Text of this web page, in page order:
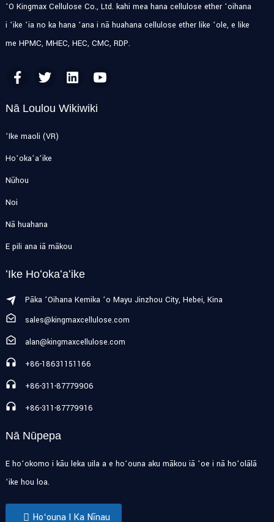
ʻO Kingmax Cellulose Co., Ltd. kahi mea hana cellulose ether ʻoihana
i ʻike ʻia no ka hana ʻana i nā huahana cellulose ether like ʻole, e like
me HPMC, MHEC, HEC, CMC, RDP.
Nā Loulou Wikiwiki
ʻIke maoli (VR)
Hoʻokaʻaʻike
Nūhou
Noi
Nā huahana
E pili ana iā mākou
ʻIke Hoʻokaʻaʻike
Pāka ʻOihana Kemika ʻo Mayu Jinzhou City, Hebei, Kina
sales@kingmaxcellulose.com
alan@kingmaxcellulose.com
+86-18631151166
+86-311-87779906
+86-311-87779916
Nā Nūpepa
E hoʻokomo i kāu leka uila a e hoʻouna aku mākou iā ʻoe i nā hoʻolālā
ʻike hou loa.
Hoʻouna I Ka Nīnau